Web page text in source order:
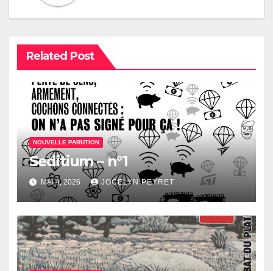
Related Post
NOUVELLE PARUTION
Seditium – n°1
MAI 4, 2026 JOCELYN PEYRET